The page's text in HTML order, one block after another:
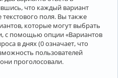
что каждый вариант
текстового поля. Вы также
которые могут выбрать
с помощью опции «Вариантов
в днях (0 означает, что
пользователей
проголосовали.